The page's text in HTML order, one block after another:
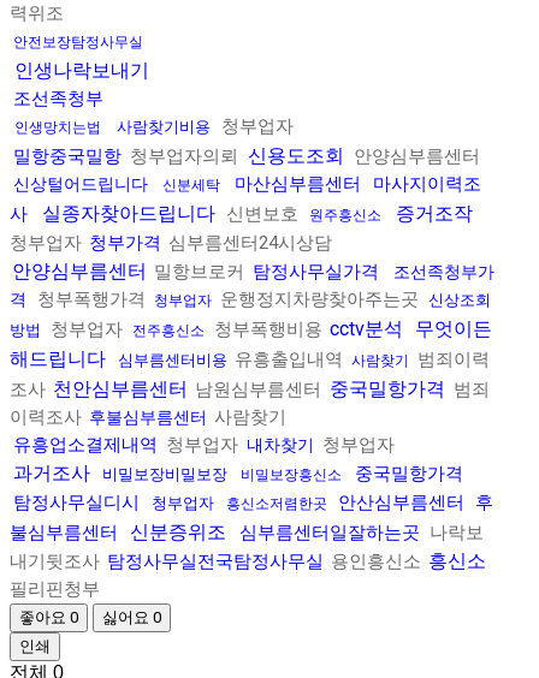
력위조
안전보장탐정사무실
인생나락보내기
조선족청부
인생망치는법 사람찾기비용
청부업자
밀항중국밀항 청부업자의뢰 신용도조회 안양심부름센터
신상털어드립니다 신분세탁 마산심부름센터
마사지이력조
사
실종자찾아드립니다 신변보호 원주흥신소 증거조작
청부업자 청부가격 심부름센터24시상담
안양심부름센터 밀항브로커 탐정사무실가격
조선족청부가
격
청부폭행가격 청부업자 운행정지차량찾아주는곳 신상조회
방법
청부업자 전주흥신소 청부폭행비용 cctv분석
무엇이든
해드립니다
심부름센터비용 유흥출입내역 사람찾기
범죄이력
조사 천안심부름센터 남원심부름센터 중국밀항가격 범죄
이력조사 후불심부름센터 사람찾기
유흥업소결제내역 청부업자 내차찾기 청부업자
과거조사 비밀보장비밀보장 비밀보장흥신소
중국밀항가격
탐정사무실디시
청부업자 흥신소저렴한곳 안산심부름센터
후
불심부름센터
신분증위조 심부름센터일잘하는곳 나락보
내기뒷조사 탐정사무실전국탐정사무실 용인흥신소 흥신소
필리핀청부
좋아요 0 싫어요 0
인쇄
전체 0